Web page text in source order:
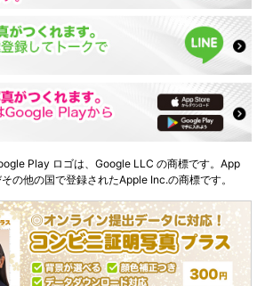
Play ロゴは、Google LLC の商標です。App
の他の国で登録されたApple Inc.の商標です。